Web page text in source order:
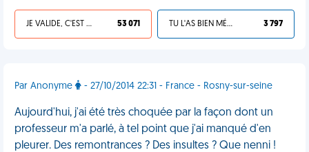
JE VALIDE, C'EST UNE VDM 53 071 TU L'AS BIEN MÉRITÉ 3 797
Par Anonyme - 27/10/2014 22:31 - France - Rosny-sur-seine
Aujourd'hui, j'ai été très choquée par la façon dont un
professeur m'a parlé, à tel point que j'ai manqué d'en
pleurer. Des remontrances ? Des insultes ? Que nenni !